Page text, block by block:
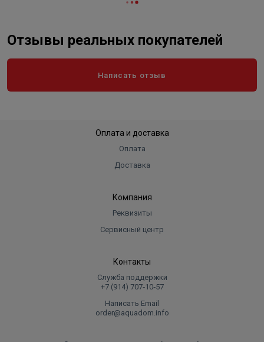
Отзывы реальных покупателей
Написать отзыв
Оплата и доставка
Оплата
Доставка
Компания
Реквизиты
Сервисный центр
Контакты
Служба поддержки
+7 (914) 707‑10‑57
Написать Email
order@aquadom.info